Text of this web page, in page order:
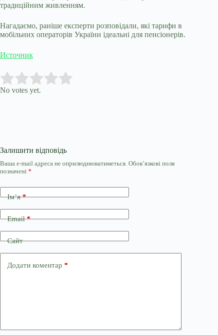
традиційним живленням.
Нагадаємо, раніше експерти розповідали, які тарифи в
мобільних операторів України ідеальні для пенсіонерів.
Источник
Rate this item:
No votes yet.
Залишити відповідь
Ваша e-mail адреса не оприлюднюватиметься. Обов’язкові поля
позначені *
Ім’я*
Email*
Сайт
Додати коментар *